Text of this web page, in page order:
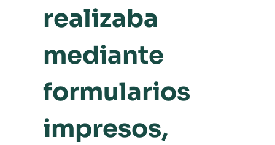
realizaba
mediante
formularios
impresos,